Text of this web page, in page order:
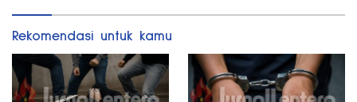
Rekomendasi untuk kamu